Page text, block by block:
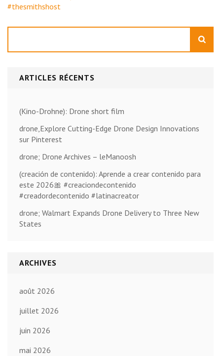
#thesmithshost
ARTICLES RÉCENTS
(Kino-Drohne): Drone short film
drone,Explore Cutting-Edge Drone Design Innovations
sur Pinterest
drone; Drone Archives – leManoosh
(creación de contenido): Aprende a crear contenido para
este 2026🎀 #creaciondecontenido
#creadordecontenido #latinacreator
drone; Walmart Expands Drone Delivery to Three New
States
ARCHIVES
août 2026
juillet 2026
juin 2026
mai 2026